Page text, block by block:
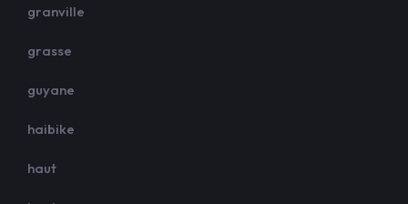
granville
grasse
guyane
haibike
haut